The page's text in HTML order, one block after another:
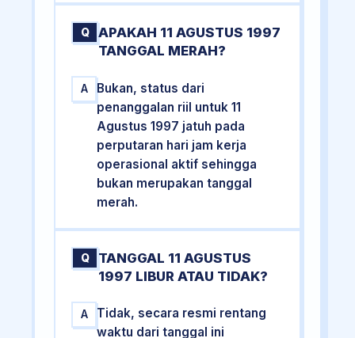
Q
APAKAH 11 AGUSTUS 1997
TANGGAL MERAH?
A
Bukan, status dari
penanggalan riil untuk 11
Agustus 1997 jatuh pada
perputaran hari jam kerja
operasional aktif sehingga
bukan merupakan tanggal
merah.
Q
TANGGAL 11 AGUSTUS
1997 LIBUR ATAU TIDAK?
A
Tidak, secara resmi rentang
waktu dari tanggal ini